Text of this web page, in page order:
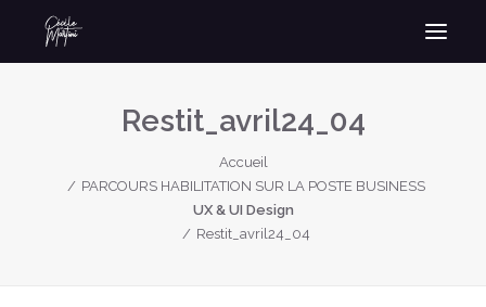
Restit_avril24_04
Accueil
PARCOURS HABILITATION SUR LA POSTE BUSINESS
UX & UI Design
Restit_avril24_04